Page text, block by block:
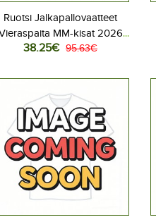
Ruotsi Jalkapallovaatteet
MM-kisat 2026
Lyhythihainen
38.25€ 95.63€